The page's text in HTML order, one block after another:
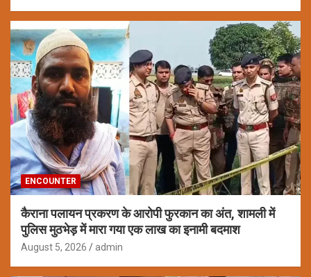
ENCOUNTER
कैराना पलायन प्रकरण के आरोपी फुरकान का अंत, शामली में
पुलिस मुठभेड़ में मारा गया एक लाख का इनामी बदमाश
August 5, 2026 admin